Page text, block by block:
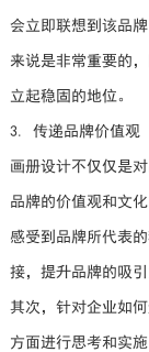
会立即联想到该品
来说是非常重要的
立起稳固的地位。
3. 传递品牌价值观
画册设计不仅仅是
品牌的价值观和文
感受到品牌所代表
接，提升品牌的吸引
其次，针对企业如
方面进行思考和实施